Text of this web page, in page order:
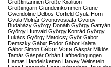
Großbritannien Große Koalition
Großungarn Grundeinkommen Grüne
Gwendoline Delbos-Corfield Gyula Horn
Gyula Molnár Gyöngyöspata György
Budaházy György Donáth György Gattyán
György Hunvald György Konrád György
Lukács György Matolcsy Győr Gábor
Demszky Gábor Fodor Gábor Kaleta
Gábor Simon Gábor Vona Gáspár Miklós
Tamás Gáspár Orbán Haftbedingungen
Hamas Handelsketten Harvey Weinstein